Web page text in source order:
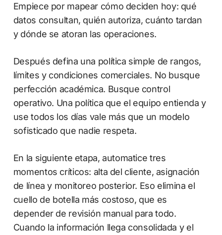
Empiece por mapear cómo deciden hoy: qué
datos consultan, quién autoriza, cuánto tardan
y dónde se atoran las operaciones.
Después defina una política simple de rangos,
límites y condiciones comerciales. No busque
perfección académica. Busque control
operativo. Una política que el equipo entienda y
use todos los días vale más que un modelo
sofisticado que nadie respeta.
En la siguiente etapa, automatice tres
momentos críticos: alta del cliente, asignación
de línea y monitoreo posterior. Eso elimina el
cuello de botella más costoso, que es
depender de revisión manual para todo.
Cuando la información llega consolidada y el